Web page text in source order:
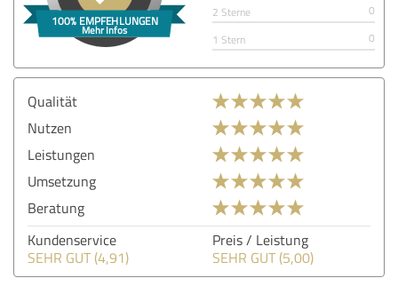
2 Sterne
0
1 Stern
0
Qualität
Nutzen
Leistungen
Umsetzung
Beratung
Kundenservice
SEHR GUT (4,91)
Preis / Leistung
SEHR GUT (5,00)